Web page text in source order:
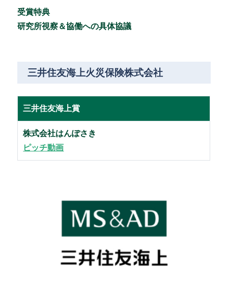
受賞特典
研究所視察＆協働への具体協議
三井住友海上火災保険株式会社
三井住友海上賞
株式会社はんぽさき
ピッチ動画